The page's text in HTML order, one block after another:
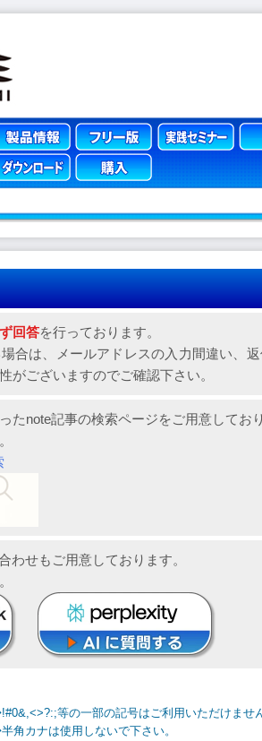
回答を行っております。
合は、メールアドレスの入力間違い、
がございますのでご確認下さい。
たnote記事の検索ページをご用意しており
わせもご用意しております。
等の一部の記号はご利用いただけません
角カナは使用しないで下さい。